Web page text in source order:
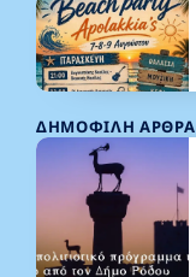
ΔΗΜΟΦΙΛΉ ΆΡΘΡΑ